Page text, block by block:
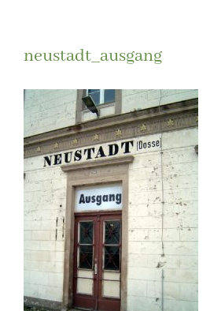
neustadt_ausgang